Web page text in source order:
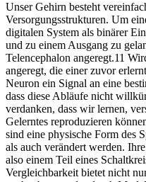
Unser Gehirn besteht
Versorgungsstrukturen. Um
digitalen System als binärer
und zu einem Ausgang zu
Telencephalon angeregt.11
angeregt, die einer zuvor
Neuron ein Signal an eine
dass diese Abläufe nicht
verdanken, dass wir lernen,
Gelerntes reproduzieren
sind eine physische Form des
als auch verändert werden.
also einem Teil eines
Vergleichbarkeit bietet nicht